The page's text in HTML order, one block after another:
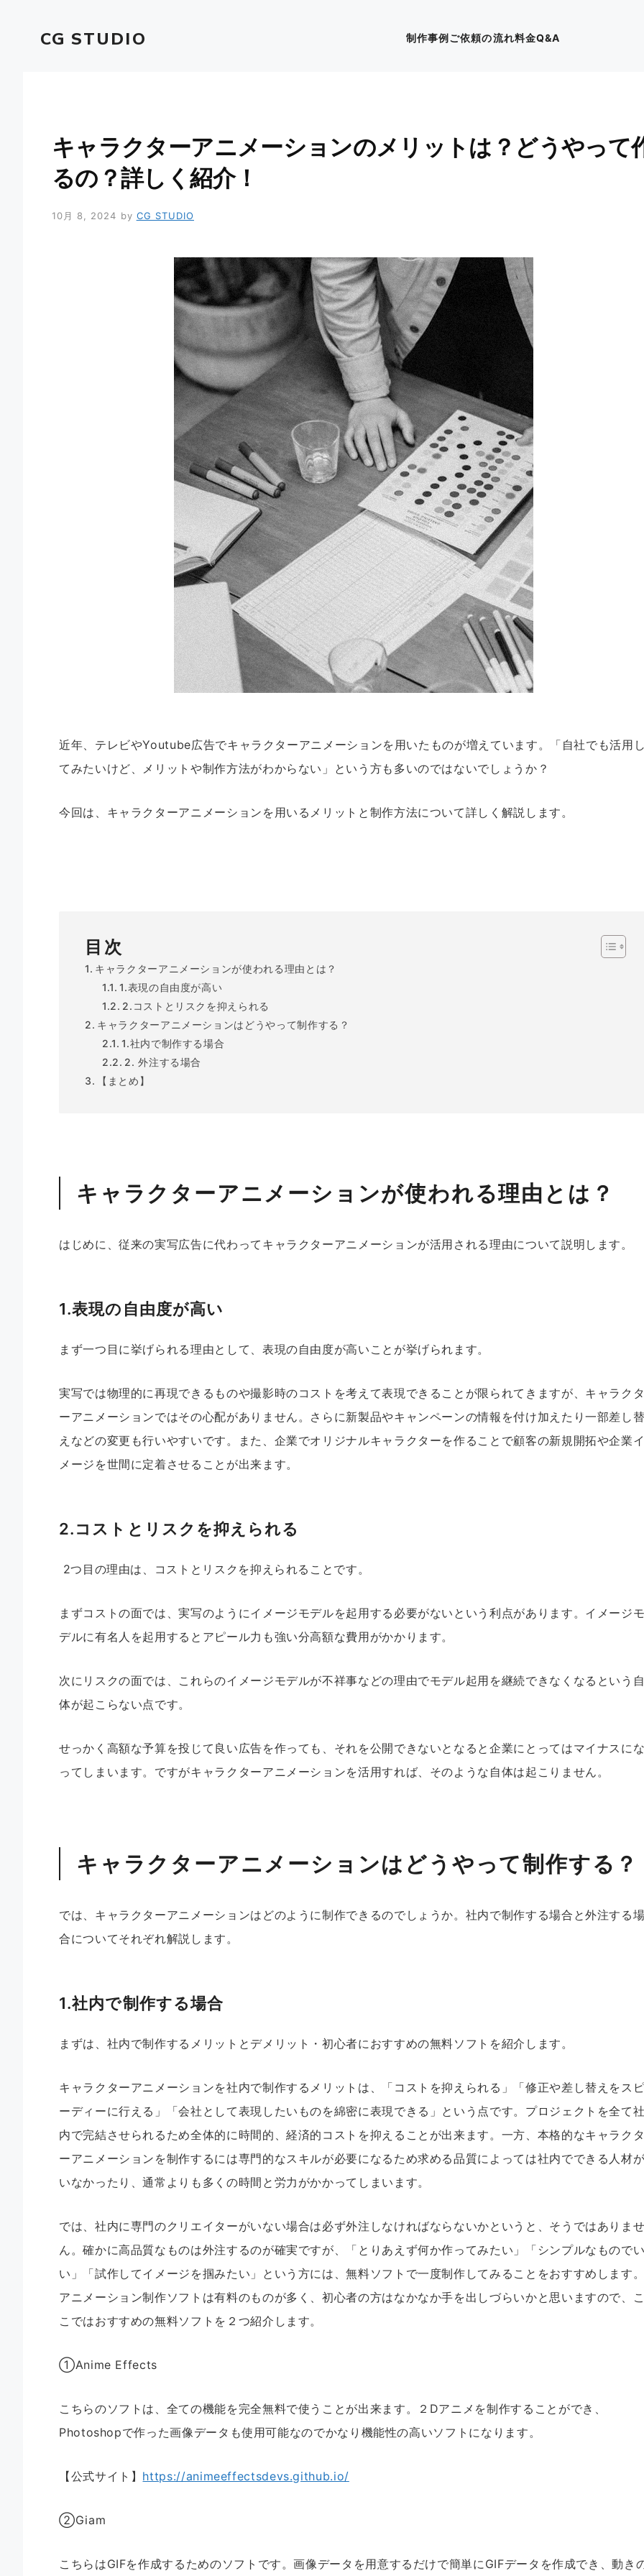
CG STUDIO 制作事例ご依頼の流れ料金Q&A
キャラクターアニメーションのメリットは？どうやって
るの？詳しく紹介！
10月 8, 2024 by CG STUDIO
近年、テレビやYoutube広告でキャラクターアニメーションを用いたものが増えています。「自社でも活用
てみたいけど、メリットや制作方法がわからない」という方も多いのではないでしょうか？
今回は、キャラクターアニメーションを用いるメリットと制作方法について詳しく解説します。
目次
キャラクターアニメーションが使われる理由とは？
1.表現の自由度が高い
2.コストとリスクを抑えられる
キャラクターアニメーションはどうやって制作する？
1.社内で制作する場合
2. 外注する場合
【まとめ】
キャラクターアニメーションが使われる理由とは？
はじめに、従来の実写広告に代わってキャラクターアニメーションが活用される理由について説明します。
1.表現の自由度が高い
まず一つ目に挙げられる理由として、表現の自由度が高いことが挙げられます。
実写では物理的に再現できるものや撮影時のコストを考えて表現できることが限られてきますが、キャラク
ーアニメーションではその心配がありません。さらに新製品やキャンペーンの情報を付け加えたり一部差し
えなどの変更も行いやすいです。また、企業でオリジナルキャラクターを作ることで顧客の新規開拓や企業
メージを世間に定着させることが出来ます。
2.コストとリスクを抑えられる
2つ目の理由は、コストとリスクを抑えられることです。
まずコストの面では、実写のようにイメージモデルを起用する必要がないという利点があります。イメージ
デルに有名人を起用するとアピール力も強い分高額な費用がかかります。
次にリスクの面では、これらのイメージモデルが不祥事などの理由でモデル起用を継続できなくなるという
体が起こらない点です。
せっかく高額な予算を投じて良い広告を作っても、それを公開できないとなると企業にとってはマイナスに
ってしまいます。ですがキャラクターアニメーションを活用すれば、そのような自体は起こりません。
キャラクターアニメーションはどうやって制作する？
では、キャラクターアニメーションはどのように制作できるのでしょうか。社内で制作する場合と外注する
合についてそれぞれ解説します。
1.社内で制作する場合
まずは、社内で制作するメリットとデメリット・初心者におすすめの無料ソフトを紹介します。
キャラクターアニメーションを社内で制作するメリットは、「コストを抑えられる」「修正や差し替えをス
ーディーに行える」「会社として表現したいものを綿密に表現できる」という点です。プロジェクトを全て
内で完結させられるため全体的に時間的、経済的コストを抑えることが出来ます。一方、本格的なキャラク
ーアニメーションを制作するには専門的なスキルが必要になるため求める品質によっては社内でできる人材
いなかったり、通常よりも多くの時間と労力がかかってしまいます。
では、社内に専門のクリエイターがいない場合は必ず外注しなければならないかというと、そうではありま
ん。確かに高品質なものは外注するのが確実ですが、「とりあえず何か作ってみたい」「シンプルなもので
い」「試作してイメージを掴みたい」という方には、無料ソフトで一度制作してみることをおすすめします
アニメーション制作ソフトは有料のものが多く、初心者の方はなかなか手を出しづらいかと思いますので、
こではおすすめの無料ソフトを２つ紹介します。
①Anime Effects
こちらのソフトは、全ての機能を完全無料で使うことが出来ます。２Dアニメを制作することができ、
Photoshopで作った画像データも使用可能なのでかなり機能性の高いソフトになります。
【公式サイト】 https://animeeffectsdevs.github.io/
②Giam
こちらはGIFを作成するためのソフトです。画像データを用意するだけで簡単にGIFデータを作成でき、動き